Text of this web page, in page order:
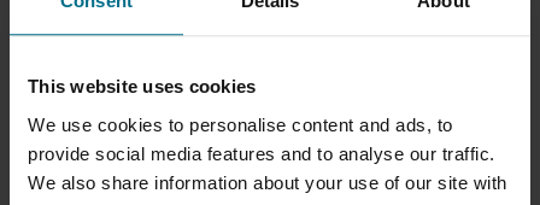
This website uses cookies
We use cookies to personalise content and ads, to
provide social media features and to analyse our traffic.
We also share information about your use of our site with
EDWARDS EH
Edwards EH on mehaaniliste vaakumvõimendite